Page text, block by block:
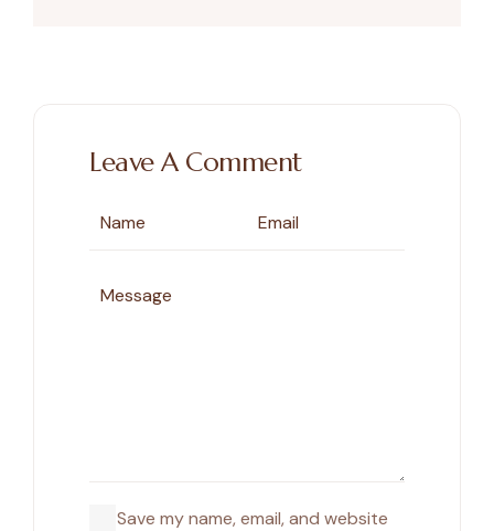
Leave A Comment
Save my name, email, and website